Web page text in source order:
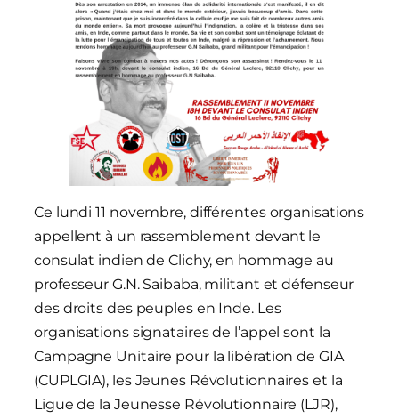
Ce lundi 11 novembre, différentes organisations
appellent à un rassemblement devant le
consulat indien de Clichy, en hommage au
professeur G.N. Saibaba, militant et défenseur
des droits des peuples en Inde. Les
organisations signataires de l’appel sont la
Campagne Unitaire pour la libération de GIA
(CUPLGIA), les Jeunes Révolutionnaires et la
Ligue de la Jeunesse Révolutionnaire (LJR),